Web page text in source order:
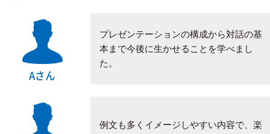
Aさん
プレゼンテーションの構成から対話の基
本まで今後に生かせることを学べまし
た。
例文も多くイメージしやすい内容で、楽